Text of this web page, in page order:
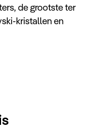
de grootste ter
kristallen en